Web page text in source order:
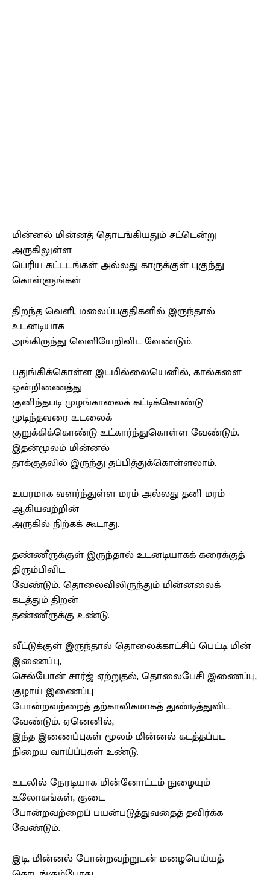
மின்னல் மின்னத் தொடங்கியதும் சட்டென்று
அருகிலுள்ள
பெரிய கட்டடங்கள் அல்லது காருக்குள் புகுந்து
கொள்ளுங்கள்
திறந்த வெளி, மலைப்பகுதிகளில் இருந்தால்
உடனடியாக
அங்கிருந்து வெளியேறிவிட வேண்டும்.
பதுங்கிக்கொள்ள இடமில்லையெனில், கால்களை
ஒன்றிணைத்து
குனிந்தபடி முழங்காலைக் கட்டிக்கொண்டு
முடிந்தவரை உடலைக்
குறுக்கிக்கொண்டு உட்கார்ந்துகொள்ள வேண்டும்.
இதன்மூலம் மின்னல்
தாக்குதலில் இருந்து தப்பித்துக்கொள்ளலாம்.
உயரமாக வளர்ந்துள்ள மரம் அல்லது தனி மரம்
ஆகியவற்றின்
அருகில் நிற்கக் கூடாது.
தண்ணீருக்குள் இருந்தால் உடனடியாகக் கரைக்குத்
திரும்பிவிட
வேண்டும். தொலைவிலிருந்தும் மின்னலைக்
கடத்தும் திறன்
தண்ணீருக்கு உண்டு.
வீட்டுக்குள் இருந்தால் தொலைக்காட்சிப் பெட்டி மின்
இணைப்பு,
செல்போன் சார்ஜ் ஏற்றுதல், தொலைபேசி இணைப்பு,
குழாய் இணைப்பு
போன்றவற்றைத் தற்காலிகமாகத் துண்டித்துவிட
வேண்டும். ஏனெனில்,
இந்த இணைப்புகள் மூலம் மின்னல் கடத்தப்பட
நிறைய வாய்ப்புகள் உண்டு.
உடலில் நேரடியாக மின்னோட்டம் நுழையும்
உலோகங்கள், குடை
போன்றவற்றைப் பயன்படுத்துவதைத் தவிர்க்க
வேண்டும்.
இடி, மின்னல் போன்றவற்றுடன் மழைபெய்யத்